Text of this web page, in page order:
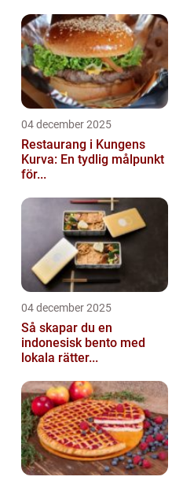
04 december 2025
Restaurang i Kungens
Kurva: En tydlig målpunkt
för...
04 december 2025
Så skapar du en
indonesisk bento med
lokala rätter...